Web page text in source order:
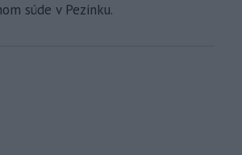
súde v Pezinku.